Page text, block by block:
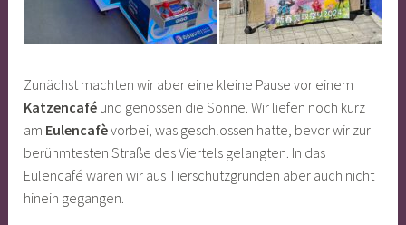
Zunächst machten wir aber eine kleine Pause vor einem
Katzencafé und genossen die Sonne. Wir liefen noch kurz
am Eulencafèvorbei, was geschlossen hatte, bevor wir zur
berühmtesten Straße des Viertels gelangten. In das
Eulencafé wären wir aus Tierschutzgründen aber auch nicht
hinein gegangen.